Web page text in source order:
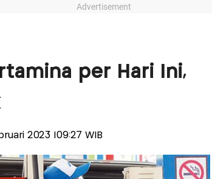
Advertisement
per Hari Ini,
2023 |09:27 WIB